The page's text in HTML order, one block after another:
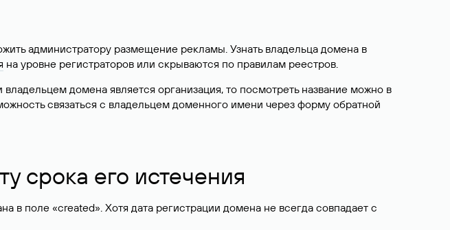
администратору размещение рекламы. Узнать владельца домена в
на уровне регистраторов или скрываются по правилам реестров.
домена является организация, то посмотреть название можно в
связаться с владельцем доменного имени через форму обратной
срока его истечения
в поле «created». Хотя дата регистрации домена не всегда совпадает с